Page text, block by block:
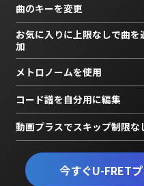
今すぐU-FRET
曲のキーを変更
お気に入りに上限なしで曲を
加
メトロノームを使用
コード譜を自分用に編集
動画プラスでスキップ制限な